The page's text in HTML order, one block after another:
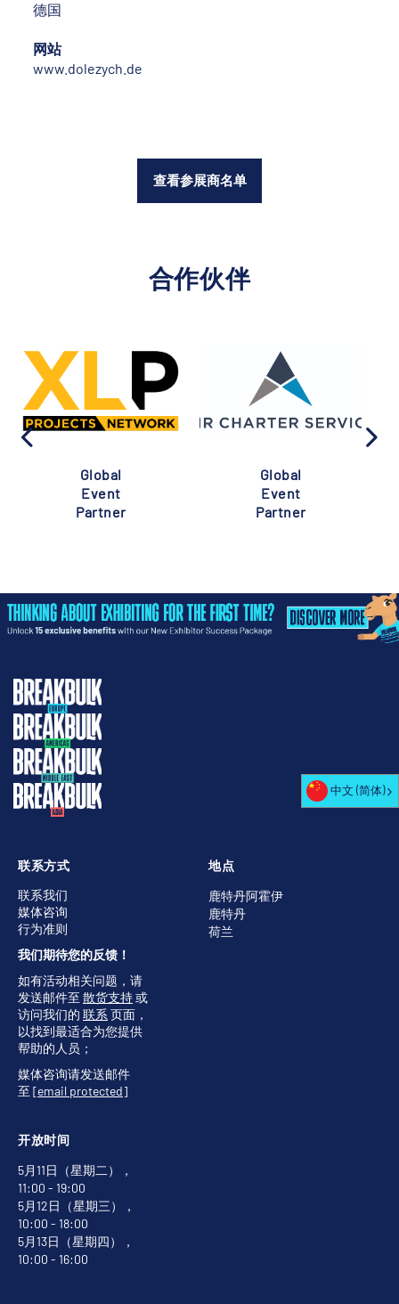
德国
网站
www.dolezych.de
查看参展商名单
合作伙伴
Global
Event
Partner
Global
Event
Partner
地点
鹿特丹阿霍伊
鹿特丹
荷兰
开放时间
5月11日（星期二），
11:00 - 19:00
5月12日（星期三），
10:00 - 18:00
5月13日（星期四），
10:00 - 16:00
联系方式
联系我们
媒体咨询
行为准则
我们期待您的反馈！
如有活动相关问题，请
发送邮件至 散货支持或
访问我们的 联系 页面，
以找到最适合为您提供
帮助的人员；
媒体咨询请发送邮件
至 [email protected]
中文 (简体)